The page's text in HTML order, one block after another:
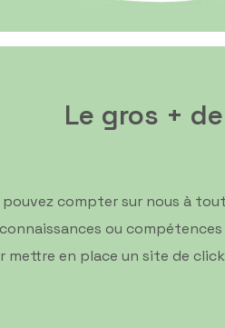
Le gros +
pouvez compter sur nous à
ou
mettre en place un site de